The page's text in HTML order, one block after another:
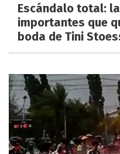
Escándalo total:
importantes que
boda de Tini